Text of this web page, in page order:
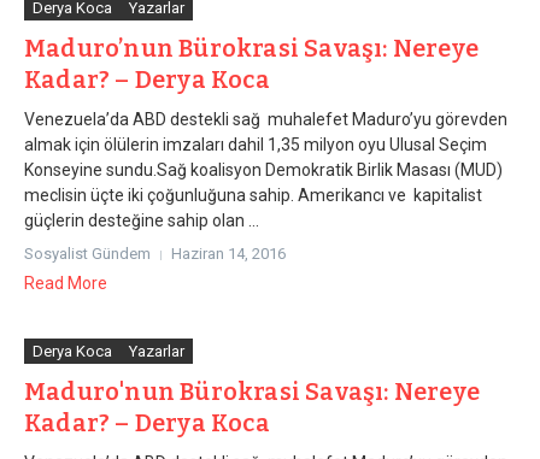
Derya Koca Yazarlar
Maduro’nun Bürokrasi Savaşı: Nereye
Kadar? – Derya Koca
Venezuela’da ABD destekli sağ muhalefet Maduro’yu görevden
almak için ölülerin imzaları dahil 1,35 milyon oyu Ulusal Seçim
Konseyine sundu.Sağ koalisyon Demokratik Birlik Masası (MUD)
meclisin üçte iki çoğunluğuna sahip. Amerikancı ve kapitalist
güçlerin desteğine sahip olan ...
Sosyalist Gündem Haziran 14, 2016
Read More
Derya Koca Yazarlar
Maduro'nun Bürokrasi Savaşı: Nereye
Kadar? – Derya Koca